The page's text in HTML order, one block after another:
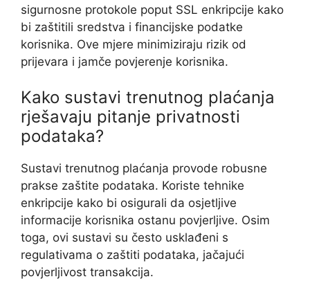
sigurnosne protokole poput SSL enkripcije kako
bi zaštitili sredstva i financijske podatke
korisnika. Ove mjere minimiziraju rizik od
prijevara i jamče povjerenje korisnika.
Kako sustavi trenutnog plaćanja
rješavaju pitanje privatnosti
podataka?
Sustavi trenutnog plaćanja provode robusne
prakse zaštite podataka. Koriste tehnike
enkripcije kako bi osigurali da osjetljive
informacije korisnika ostanu povjerljive. Osim
toga, ovi sustavi su često usklađeni s
regulativama o zaštiti podataka, jačajući
povjerljivost transakcija.